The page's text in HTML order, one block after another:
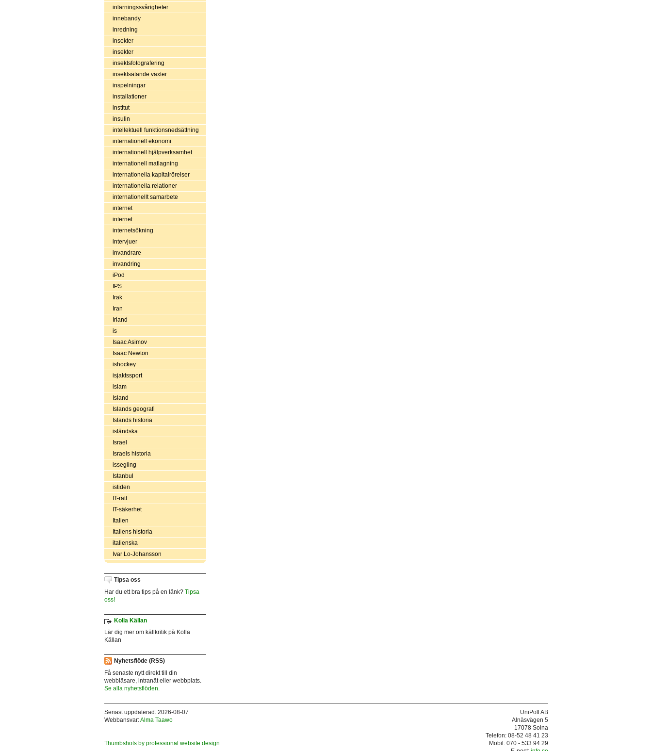
inlärningssvårigheter
innebandy
inredning
insekter
insekter
insektsfotografering
insektsätande växter
inspelningar
installationer
institut
insulin
intellektuell funktionsnedsättning
internationell ekonomi
internationell hjälpverksamhet
internationell matlagning
internationella kapitalrörelser
internationella relationer
internationellt samarbete
internet
internet
internetsökning
intervjuer
invandrare
invandring
iPod
IPS
Irak
Iran
Irland
is
Isaac Asimov
Isaac Newton
ishockey
isjaktssport
islam
Island
Islands geografi
Islands historia
isländska
Israel
Israels historia
issegling
Istanbul
istiden
IT-rätt
IT-säkerhet
Italien
Italiens historia
italienska
Ivar Lo-Johansson
Tipsa oss
Har du ett bra tips på en länk? Tipsa
oss!
Kolla Källan
Lär dig mer om källkritik på Kolla
Källan
Nyhetsflöde (RSS)
Få senaste nytt direkt till din
webbläsare, intranät eller webbplats.
Se alla nyhetsflöden.
Senast uppdaterad: 2026-08-07
Webbansvar:Alma Taawo
Thumbshots by professional website design
UniPoll AB
Alnäsvägen 5
17078 Solna
Telefon: 08-52 48 41 23
Mobil: 070 - 533 94 29